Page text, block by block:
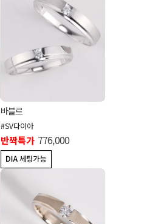
바블르
#SV다이아
반짝특가 776,000